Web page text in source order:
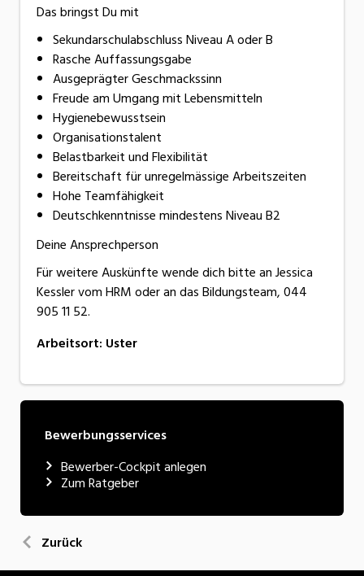
Das bringst Du mit
Sekundarschulabschluss Niveau A oder B
Rasche Auffassungsgabe
Ausgeprägter Geschmackssinn
Freude am Umgang mit Lebensmitteln
Hygienebewusstsein
Organisationstalent
Belastbarkeit und Flexibilität
Bereitschaft für unregelmässige Arbeitszeiten
Hohe Teamfähigkeit
Deutschkenntnisse mindestens Niveau B2
Deine Ansprechperson
Für weitere Auskünfte wende dich bitte an Jessica
Kessler vom HRM oder an das Bildungsteam, 044
905 11 52.
Arbeitsort: Uster
Bewerbungsservices
Bewerber-Cockpit anlegen
Zum Ratgeber
Zurück